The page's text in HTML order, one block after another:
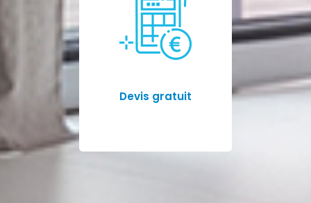
Devis gratuit